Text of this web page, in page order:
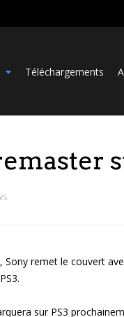
Téléchargements
remet le couvert
sur PS3